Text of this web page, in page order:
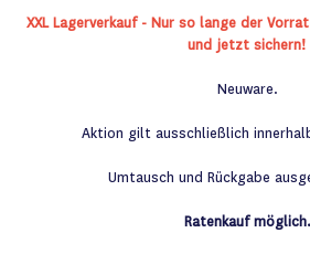
XXL Lagerverkauf - Nur so lange der
und jetzt sichern!
Neuware.
Aktion gilt ausschließlich
Umtausch und Rückgabe
Ratenkauf möglich.